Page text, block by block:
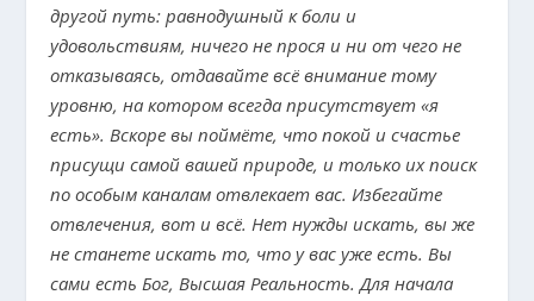
другой путь: равнодушный к боли и
удовольствиям, ничего не прося и ни от чего не
отказываясь, отдавайте всё внимание тому
уровню, на котором всегда присутствует «я
есть». Вскоре вы поймёте, что покой и счастье
присущи самой вашей природе, и только их поиск
по особым каналам отвлекает вас. Избегайте
отвлечения, вот и всё. Нет нужды искать, вы же
не станете искать то, что у вас уже есть. Вы
сами есть Бог, Высшая Реальность. Для начала